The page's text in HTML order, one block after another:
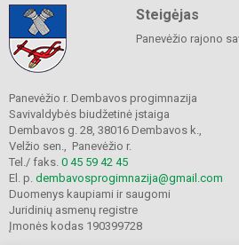
Steigėjas
Panevėžio rajono
Panevėžio r. Dembavos progimnazija
Savivaldybės biudžetinė įstaiga
Dembavos g. 28, 38016 Dembavos k.,
Velžio sen., Panevėžio r.
Tel./ faks. 0 45 59 42 45
El. p. dembavosprogimnazija@gmail.com
Duomenys kaupiami ir saugomi
Juridinių asmenų registre
Įmonės kodas 190399728